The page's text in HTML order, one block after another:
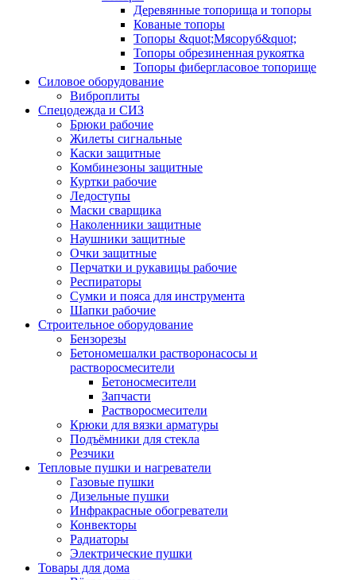
Деревянные топорища и топоры
Кованые топоры
Топоры &quot;Мясоруб&quot;
Топоры обрезиненная рукоятка
Топоры фибергласовое топорище
Силовое оборудование
Виброплиты
Спецодежда и СИЗ
Брюки рабочие
Жилеты сигнальные
Каски защитные
Комбинезоны защитные
Куртки рабочие
Ледоступы
Маски сварщика
Наколенники защитные
Наушники защитные
Очки защитные
Перчатки и рукавицы рабочие
Респираторы
Сумки и пояса для инструмента
Шапки рабочие
Строительное оборудование
Бензорезы
Бетономешалки растворонасосы и
растворосмесители
Бетоносмесители
Запчасти
Растворосмесители
Крюки для вязки арматуры
Подъёмники для стекла
Резчики
Тепловые пушки и нагреватели
Газовые пушки
Дизельные пушки
Инфракрасные обогреватели
Конвекторы
Радиаторы
Электрические пушки
Товары для дома